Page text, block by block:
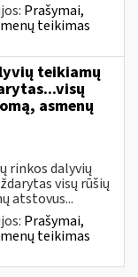
Prašymai,
teikimas
teikiamų
asmenų
rinkos dalyvių
visų rūšių
atstovus...
Prašymai,
teikimas